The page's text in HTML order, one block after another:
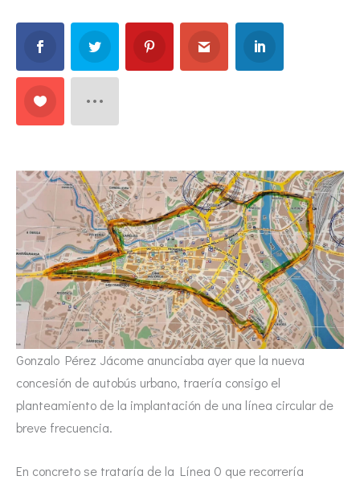
Gonzalo Pérez Jácome anunciaba ayer que la nueva
concesión de autobús urbano, traería consigo el
planteamiento de la implantación de una línea circular de
breve frecuencia.
En concreto se trataría de la Línea 0 que recorrería